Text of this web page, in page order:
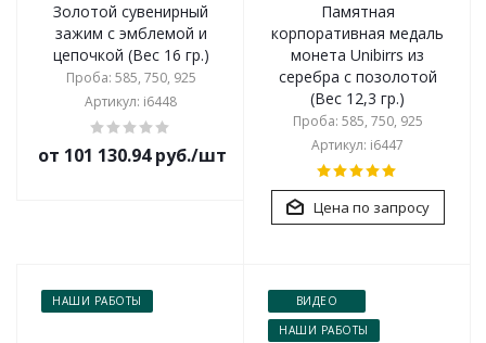
Золотой сувенирный
зажим с эмблемой и
цепочкой (Вес 16 гр.)
Проба: 585, 750, 925
Артикул: i6448
от 101 130.94 руб./шт
Памятная
корпоративная медаль
монета Unibirrs из
серебра с позолотой
(Вес 12,3 гр.)
Проба: 585, 750, 925
Артикул: i6447
Цена по запросу
НАШИ РАБОТЫ
ВИДЕО
НАШИ РАБОТЫ